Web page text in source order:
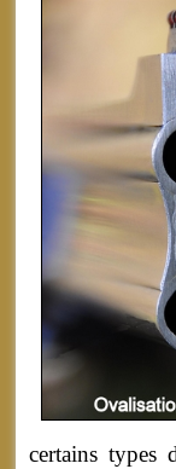
certains types